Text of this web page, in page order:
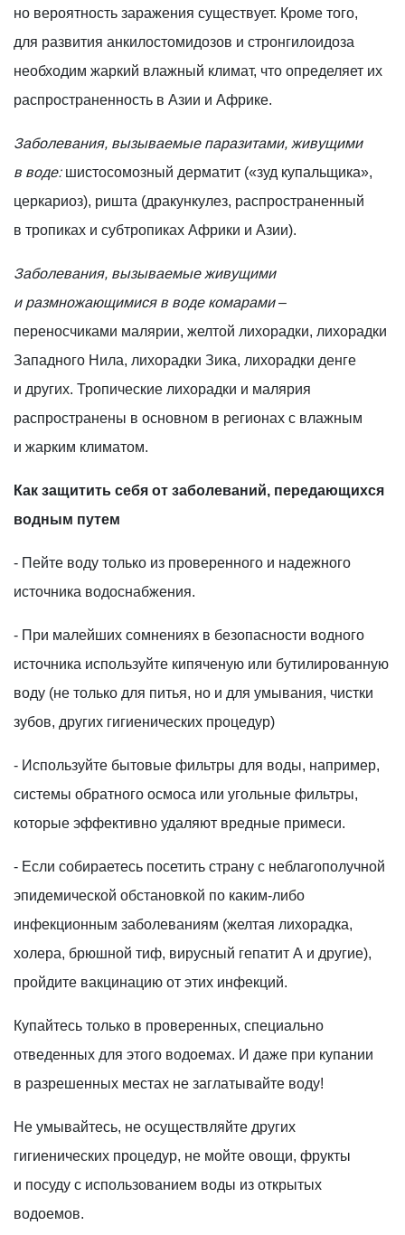
но вероятность заражения существует. Кроме того,
для развития анкилостомидозов и стронгилоидоза
необходим жаркий влажный климат, что определяет их
распространенность в Азии и Африке.
Заболевания, вызываемые паразитами, живущими
в воде: шистосомозный дерматит («зуд купальщика»,
церкариоз), ришта (дракункулез, распространенный
в тропиках и субтропиках Африки и Азии).
Заболевания, вызываемые живущими
и размножающимися в воде комарами–
переносчиками малярии, желтой лихорадки, лихорадки
Западного Нила, лихорадки Зика, лихорадки денге
и других. Тропические лихорадки и малярия
распространены в основном в регионах с влажным
и жарким климатом.
Как защитить себя от заболеваний, передающихся
водным путем
- Пейте воду только из проверенного и надежного
источника водоснабжения.
- При малейших сомнениях в безопасности водного
источника используйте кипяченую или бутилированную
воду (не только для питья, но и для умывания, чистки
зубов, других гигиенических процедур)
- Используйте бытовые фильтры для воды, например,
системы обратного осмоса или угольные фильтры,
которые эффективно удаляют вредные примеси.
- Если собираетесь посетить страну с неблагополучной
эпидемической обстановкой по каким-либо
инфекционным заболеваниям (желтая лихорадка,
холера, брюшной тиф, вирусный гепатит А и другие),
пройдите вакцинацию от этих инфекций.
Купайтесь только в проверенных, специально
отведенных для этого водоемах. И даже при купании
в разрешенных местах не заглатывайте воду!
Не умывайтесь, не осуществляйте других
гигиенических процедур, не мойте овощи, фрукты
и посуду с использованием воды из открытых
водоемов.